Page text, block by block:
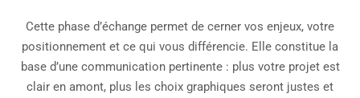
Cette phase d’échange permet de cerner vos enjeux, votre
positionnement et ce qui vous différencie. Elle constitue la
base d’une communication pertinente : plus votre projet est
clair en amont, plus les choix graphiques seront justes et